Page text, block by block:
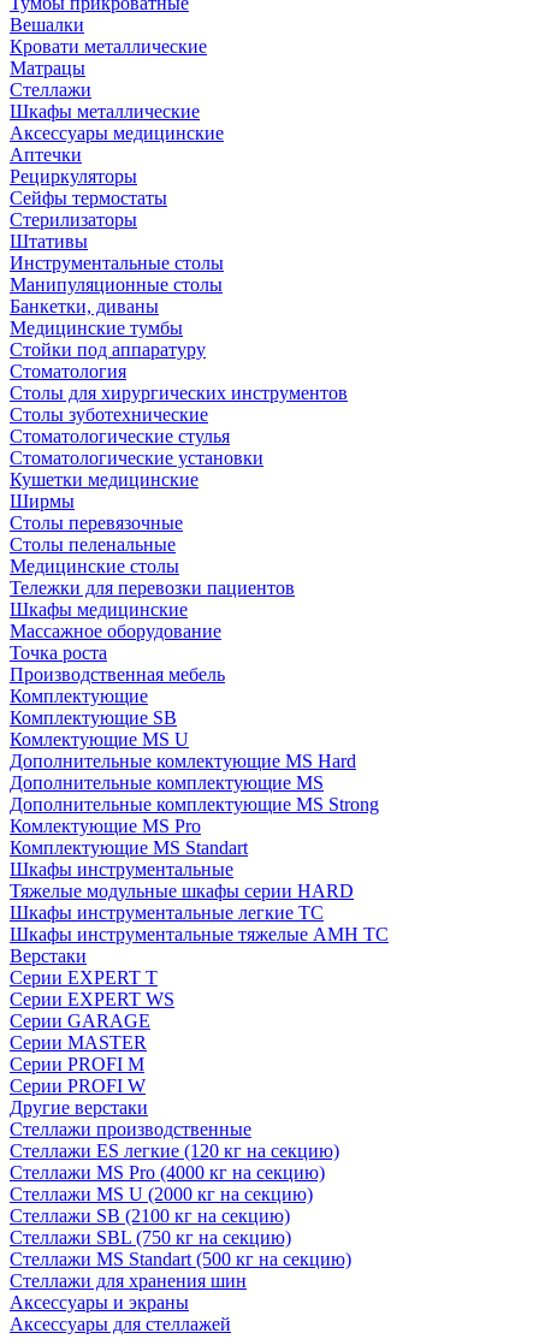
Вешалки
Кровати металлические
Матрацы
Стеллажи
Шкафы металлические
Аксессуары медицинские
Аптечки
Рециркуляторы
Сейфы термостаты
Стерилизаторы
Штативы
Инструментальные столы
Манипуляционные столы
Банкетки, диваны
Медицинские тумбы
Стойки под аппаратуру
Стоматология
Столы для хирургических инструментов
Столы зуботехнические
Стоматологические стулья
Стоматологические установки
Кушетки медицинские
Ширмы
Столы перевязочные
Столы пеленальные
Медицинские столы
Тележки для перевозки пациентов
Шкафы медицинские
Массажное оборудование
Точка роста
Производственная мебель
Комплектующие
Комплектующие SB
Комлектующие MS U
Дополнительные комлектующие MS Hard
Дополнительные комплектующие MS
Дополнительные комплектующие MS Strong
Комлектующие MS Pro
Комплектующие MS Standart
Шкафы инструментальные
Тяжелые модульные шкафы серии HARD
Шкафы инструментальные легкие ТС
Шкафы инструментальные тяжелые AMH TC
Верстаки
Серии EXPERT T
Серии EXPERT WS
Серии GARAGE
Серии MASTER
Серии PROFI M
Серии PROFI W
Другие верстаки
Стеллажи производственные
Стеллажи ES легкие (120 кг на секцию)
Стеллажи MS Pro (4000 кг на секцию)
Стеллажи MS U (2000 кг на секцию)
Стеллажи SB (2100 кг на секцию)
Стеллажи SBL (750 кг на секцию)
Стеллажи MS Standart (500 кг на секцию)
Стеллажи для хранения шин
Аксессуары и экраны
Аксессуары для стеллажей